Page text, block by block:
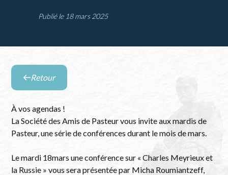
Publié le 18 mars 2025
Retour
la
liste
des
Retour
À vos agendas !
La Société des Amis de Pasteur vous invite aux mardis de
Pasteur, une série de conférences durant le mois de mars.
Le mardi 18mars une conférence sur « Charles Meyrieux et
la Russie » vous sera présentée par Micha Roumiantzeff,